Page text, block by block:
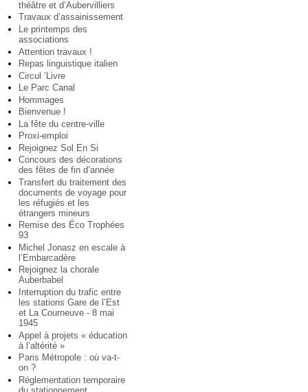
théâtre et d’Aubervilliers
Travaux d’assainissement
Le printemps des
associations
Attention travaux !
Repas linguistique italien
Circul ’Livre
Le Parc Canal
Hommages
Bienvenue !
La fête du centre-ville
Proxi-emploi
Rejoignez Sol En Si
Concours des décorations
des fêtes de fin d’année
Transfert du traitement des
documents de voyage pour
les réfugiés et les
étrangers mineurs
Remise des Éco Trophées
93
Michel Jonasz en escale à
l’Embarcadère
Rejoignez la chorale
Auberbabel
Interruption du trafic entre
les stations Gare de l’Est
et La Courneuve - 8 mai
1945
Appel à projets « éducation
à l’altérité »
Paris Métropole : où va-t-
on ?
Réglementation temporaire